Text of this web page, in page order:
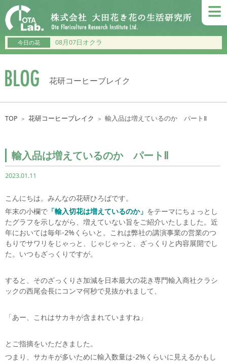
≡
今日の花 08月07日オクラ
花研コーヒーブレイク
TOP ＞ 花研コーヒーブレイク ＞ 輸入品は増えているのか パートⅡ
輸入品は増えているのか パートⅡ
2023.01.11
こんにちは。みんなの花研ひろばです。
年末の小欄で 「輸入切花は増えているのか」 をテーマにちょっとし
たグラフを示しながら、増えていない旨をご紹介いたしました。近
年においては毎年-2%くらいと。これは弊社の講演事業の営業のつ
もりでサワリをじゃっと、じゃじゃっと、ざっくりと内容展開でし
た。いつもざっくりですが。
すると、そのざっくりさ加減を日本最大の花き専門輸入商社クラシ
ックの西尾会長にコンマ何秒で見抜かれまして、
「あー、これはサカキが含まれていますね」
とご指摘をいただきました。
つまり、サカキが多いために輸入数量は-2%くらいに見えるかもし